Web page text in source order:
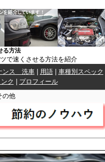
る方法
で速くさせる方法を紹介
ンス 洗車| 用語| 車種別スペック
ンク
プロフィール
の他